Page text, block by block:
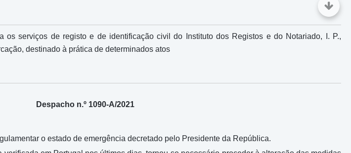
os serviços de registo e de identificação civil do Instituto dos Registos e do Notariado, I. P.,
destinado à prática de determinados atos
Despacho n.º 1090-A/2021
o estado de emergência decretado pelo Presidente da República.